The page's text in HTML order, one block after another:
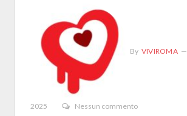
By VIVIROMA
2025 Nessun commento